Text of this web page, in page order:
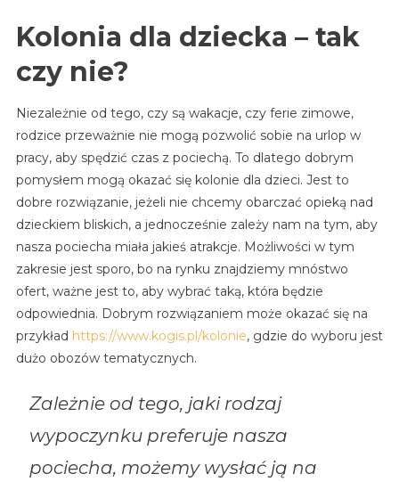
Kolonia dla dziecka – tak
czy nie?
Niezależnie od tego, czy są wakacje, czy ferie zimowe,
rodzice przeważnie nie mogą pozwolić sobie na urlop w
pracy, aby spędzić czas z pociechą. To dlatego dobrym
pomysłem mogą okazać się kolonie dla dzieci. Jest to
dobre rozwiązanie, jeżeli nie chcemy obarczać opieką nad
dzieckiem bliskich, a jednocześnie zależy nam na tym, aby
nasza pociecha miała jakieś atrakcje. Możliwości w tym
zakresie jest sporo, bo na rynku znajdziemy mnóstwo
ofert, ważne jest to, aby wybrać taką, która będzie
odpowiednia. Dobrym rozwiązaniem może okazać się na
przykład https://www.kogis.pl/kolonie, gdzie do wyboru jest
dużo obozów tematycznych.
Zależnie od tego, jaki rodzaj
wypoczynku preferuje nasza
pociecha, możemy wysłać ją na